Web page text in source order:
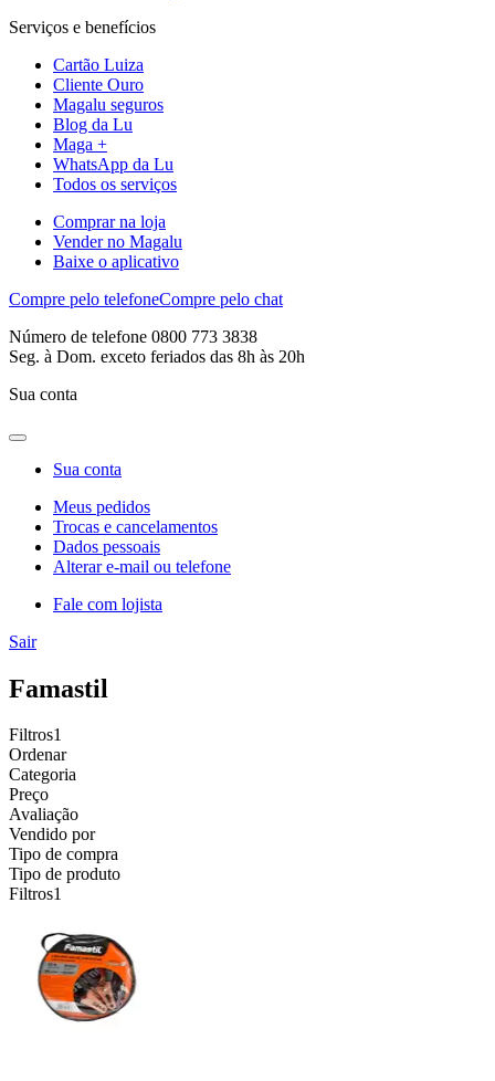
Serviços e benefícios
Cartão Luiza
Cliente Ouro
Magalu seguros
Blog da Lu
Maga +
WhatsApp da Lu
Todos os serviços
Comprar na loja
Vender no Magalu
Baixe o aplicativo
Compre pelo telefoneCompre pelo chat
Número de telefone 0800 773 3838
Seg. à Dom. exceto feriados das 8h às 20h
Sua conta
Sua conta
Meus pedidos
Trocas e cancelamentos
Dados pessoais
Alterar e-mail ou telefone
Fale com lojista
Sair
Famastil
Filtros1
Ordenar
Categoria
Preço
Avaliação
Vendido por
Tipo de compra
Tipo de produto
Filtros1